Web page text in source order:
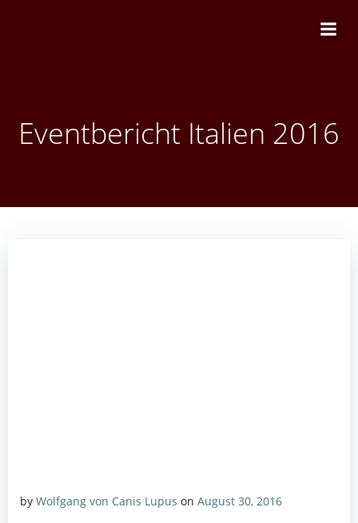
Eventbericht Italien 2016
by Wolfgang von Canis Lupus on August 30, 2016